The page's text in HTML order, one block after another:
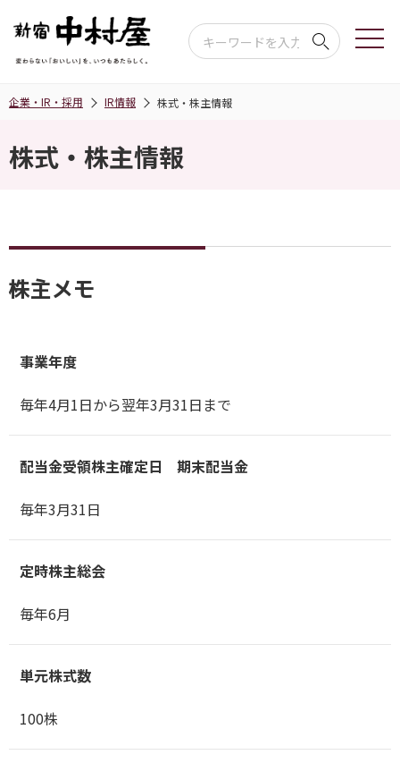
企業・IR・採用 IR情報 株式・株主情報
株式・株主情報
株主メモ
事業年度
毎年4月1日から翌年3月31日まで
配当金受領株主確定日 期末配当金
毎年3月31日
定時株主総会
毎年6月
単元株式数
100株